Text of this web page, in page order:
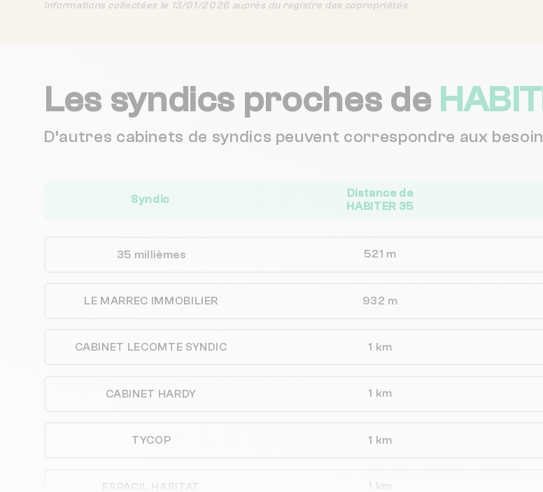
Informations collectées le 13/01/2026 auprès du registre des copropriétés
Les syndics proches de
D’autres cabinets de syndics peuvent correspondre aux
Syndic
Distance de
HABITER 35
35 millièmes 521 m
LE MARREC IMMOBILIER 932 m
CABINET LECOMTE SYNDIC 1 km
CABINET HARDY 1 km
TYCOP 1 km
ESPACIL HABITAT 1 km